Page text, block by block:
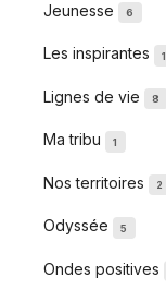
Jeunesse 6
Les inspirantes 1
Lignes de vie 8
Ma tribu 1
Nos territoires 2
Odyssée 5
Ondes positives